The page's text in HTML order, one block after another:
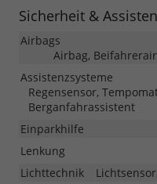
Sicherheit &
Airbags
Airbag,
Assistenzsysteme
Regensensor,
Berganfahrassistent
Einparkhilfe
Lenkung
Lichttechnik